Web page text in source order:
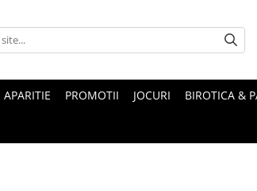
PROMOTII JOCURI BIROTICA &